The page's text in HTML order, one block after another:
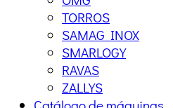
TORROS
SAMAG INOX
SMARLOGY
RAVAS
ZALLYS